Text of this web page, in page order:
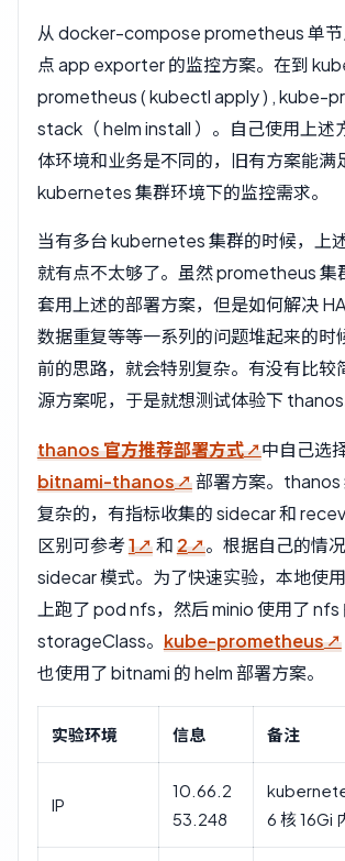
从 docker-compose prometheus 单节
点 app exporter 的监控方案。在到
prometheus ( kubectl apply ) , kube-
stack（ helm install ）。自己使用上述
体环境和业务是不同的，旧有方案能满
kubernetes 集群环境下的监控需求。
当有多台 kubernetes 集群的时候，上
就有点不太够了。虽然 prometheus 集
套用上述的部署方案，但是如何解决
数据重复等等一系列的问题堆起来的时
前的思路，就会特别复杂。有没有比较
源方案呢，于是就想测试体验下 thanos
thanos 官方推荐部署方式
中自己选
bitnami-thanos
部署方案。thanos
复杂的，有指标收集的 sidecar 和
区别可参考1 和2
。根据自己的情
sidecar 模式。为了快速实验，本地使
上跑了 pod nfs，然后 minio 使用了 nfs
storageClass。 kube-prometheus
也使用了 bitnami 的 helm 部署方案。
实验环境 信息 备注
IP
10.66.2
53.248
6 核 16Gi